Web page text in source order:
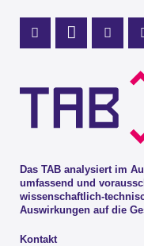
Das TAB analysiert im
umfassend und
wissenschaftlich-
Auswirkungen auf die
Kontakt
ProfilLinkedIn